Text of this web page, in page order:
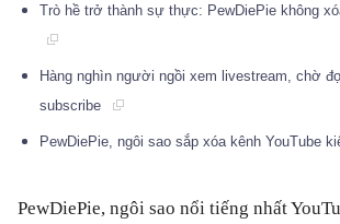
Trò hề trở thành sự thực: PewDiePie không
Hàng nghìn người ngồi xem livestream, chờ
subscribe
PewDiePie, ngôi sao sắp xóa kênh YouTube
PewDiePie, ngôi sao nổi tiếng nhất